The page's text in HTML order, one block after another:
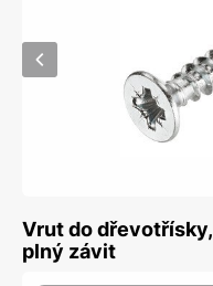
Vrut do dřevotřísky,
plný závit